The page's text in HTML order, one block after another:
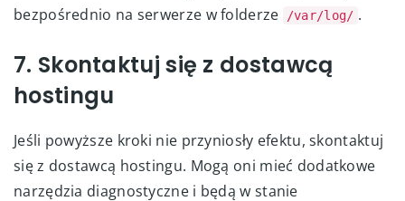
bezpośrednio na serwerze w folderze
/var/log/ .
7. Skontaktuj się z dostawcą
hostingu
Jeśli powyższe kroki nie przyniosły efektu, skontaktuj
się z dostawcą hostingu. Mogą oni mieć dodatkowe
narzędzia diagnostyczne i będą w stanie